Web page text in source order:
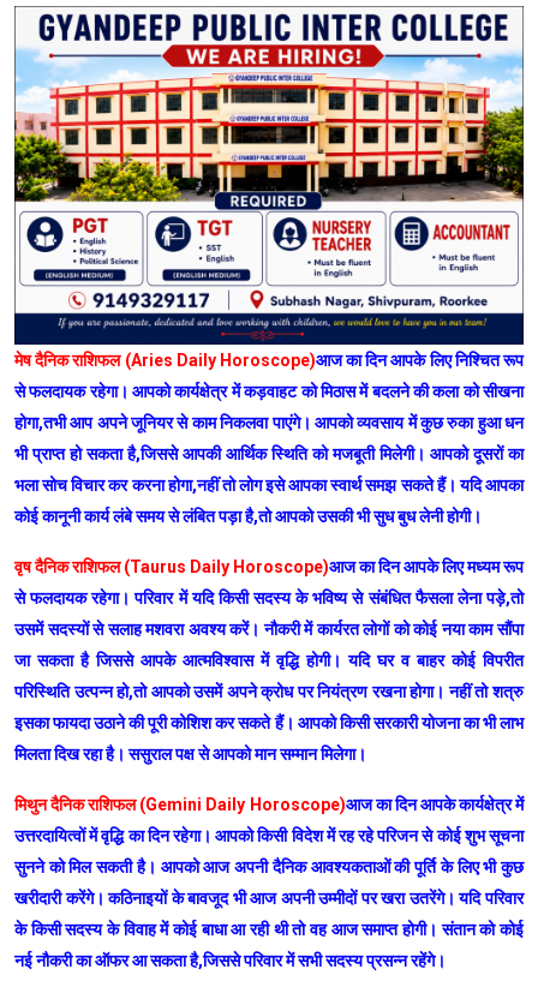
मेष दैनिक राशिफल (Aries Daily Horoscope)आज का दिन आपके लिए निश्चित रूप
से फलदायक रहेगा। आपको कार्यक्षेत्र में कड़वाहट को मिठास में बदलने की कला को सीखना
होगा,तभी आप अपने जूनियर से काम निकलवा पाएंगे। आपको व्यवसाय में कुछ रुका हुआ धन
भी प्राप्त हो सकता है,जिससे आपकी आर्थिक स्थिति को मजबूती मिलेगी। आपको दूसरों का
भला सोच विचार कर करना होगा,नहीं तो लोग इसे आपका स्वार्थ समझ सकते हैं। यदि आपका
कोई कानूनी कार्य लंबे समय से लंबित पड़ा है,तो आपको उसकी भी सुध बुध लेनी होगी।
वृष दैनिक राशिफल (Taurus Daily Horoscope)आज का दिन आपके लिए मध्यम रूप
से फलदायक रहेगा। परिवार में यदि किसी सदस्य के भविष्य से संबंधित फैसला लेना पड़े,तो
उसमें सदस्यों से सलाह मशवरा अवश्य करें। नौकरी में कार्यरत लोगों को कोई नया काम सौंपा
जा सकता है जिससे आपके आत्मविश्वास में वृद्धि होगी। यदि घर व बाहर कोई विपरीत
परिस्थिति उत्पन्न हो,तो आपको उसमें अपने क्रोध पर नियंत्रण रखना होगा। नहीं तो शत्रु
इसका फायदा उठाने की पूरी कोशिश कर सकते हैं। आपको किसी सरकारी योजना का भी लाभ
मिलता दिख रहा है। ससुराल पक्ष से आपको मान सम्मान मिलेगा।
मिथुन दैनिक राशिफल (Gemini Daily Horoscope)आज का दिन आपके कार्यक्षेत्र में
उत्तरदायित्वों में वृद्धि का दिन रहेगा। आपको किसी विदेश में रह रहे परिजन से कोई शुभ सूचना
सुनने को मिल सकती है। आपको आज अपनी दैनिक आवश्यकताओं की पूर्ति के लिए भी कुछ
खरीदारी करेंगे। कठिनाइयों के बावजूद भी आज अपनी उम्मीदों पर खरा उतरेंगे। यदि परिवार
के किसी सदस्य के विवाह में कोई बाधा आ रही थी तो वह आज समाप्त होगी। संतान को कोई
नई नौकरी का ऑफर आ सकता है,जिससे परिवार में सभी सदस्य प्रसन्न रहेंगे।